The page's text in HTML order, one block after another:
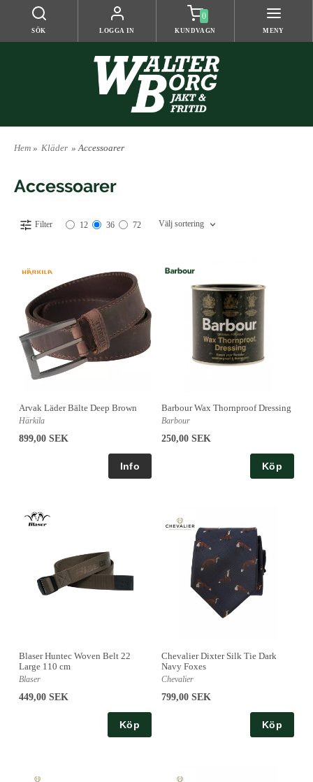
SÖK LOGGA IN
0
KUNDVAGN MENY
Hem » Kläder » Accessoarer
Accessoarer
Filter 12 36 72 Välj sortering
Arvak Läder Bälte Deep Brown
Härkila
899,00 SEK
Barbour Wax Thornproof Dressing
Barbour
250,00 SEK
Köp
Blaser Huntec Woven Belt 22
Large 110 cm
Blaser
449,00 SEK
Köp
Chevalier Dixter Silk Tie Dark
Navy Foxes
Chevalier
799,00 SEK
Köp